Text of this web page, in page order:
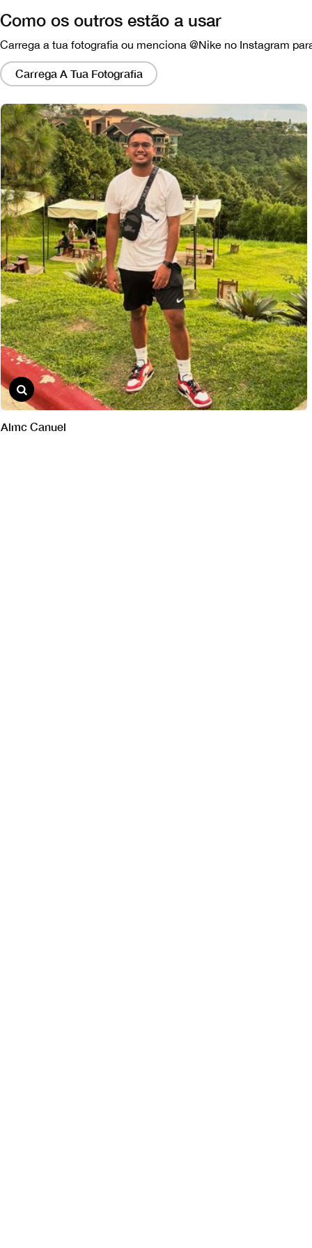
Como os outros estão a usar
Carrega a tua fotografia ou menciona @Nike no Instagram
Carrega A Tua Fotografia
Clicar
nesses
links
um
modo
com
uma
versão
maior
da
imagem.
Almc Canuel